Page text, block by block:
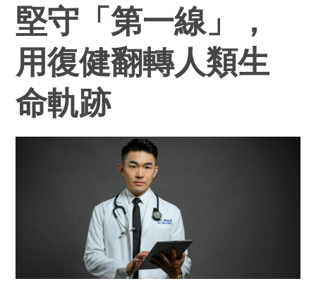
堅守「第一線」，
用復健翻轉人類生
命軌跡